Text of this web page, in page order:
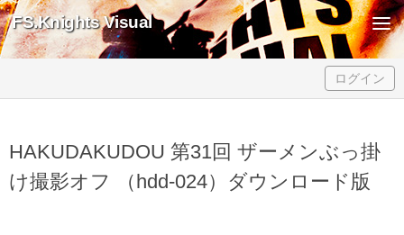
Skip to content
FS.Knights Visual
ログイン
HAKUDAKUDOU 第31回 ザーメンぶっ掛
け撮影オフ （hdd-024）ダウンロード版